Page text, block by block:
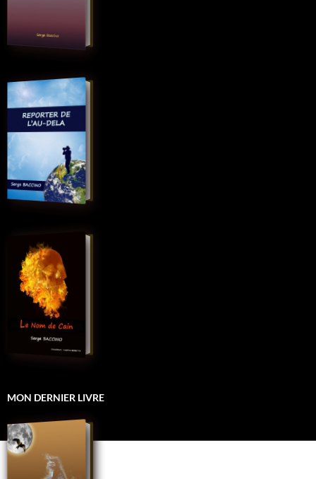
MON DERNIER LIVRE